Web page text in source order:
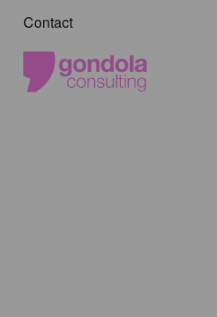
Contact